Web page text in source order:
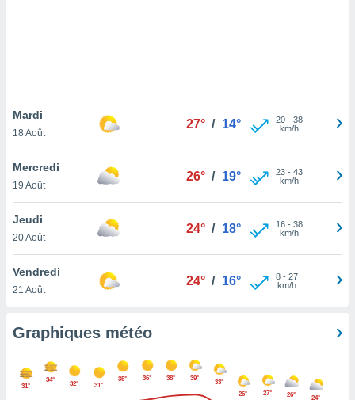
pas
de
à
cas,
que
sur le
ne
Mardi
18 Août
27° / 14° 20- 38
km/h
Mercredi
19 Août
26° / 19° 23- 43
km/h
Jeudi
20 Août
24° / 18° 16- 38
km/h
Vendredi
21 Août
24° / 16° 8- 27
km/h
Graphiques météo
31°
34°
32° 31°
35° 36° 38° 39°
33°
26°
27° 26° 24°